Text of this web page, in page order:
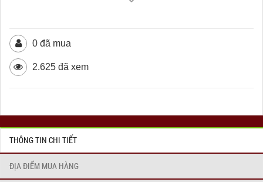
0 đã mua
2.625 đã xem
THÔNG TIN CHI TIẾT
ĐỊA ĐIỂM MUA HÀNG